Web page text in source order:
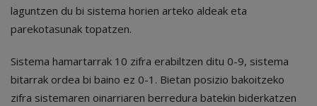
laguntzen du bi sistema horien arteko aldeak eta
parekotasunak topatzen.
Sistema hamartarrak 10 zifra erabiltzen ditu 0-9, sistema
bitarrak ordea bi baino ez 0-1. Bietan posizio bakoitzeko
zifra sistemaren oinarriaren berredura batekin biderkatzen